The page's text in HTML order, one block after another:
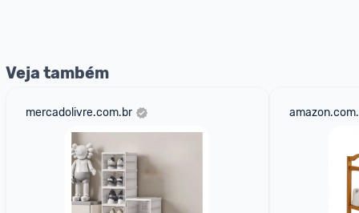
Veja também
mercadolivre.com.br